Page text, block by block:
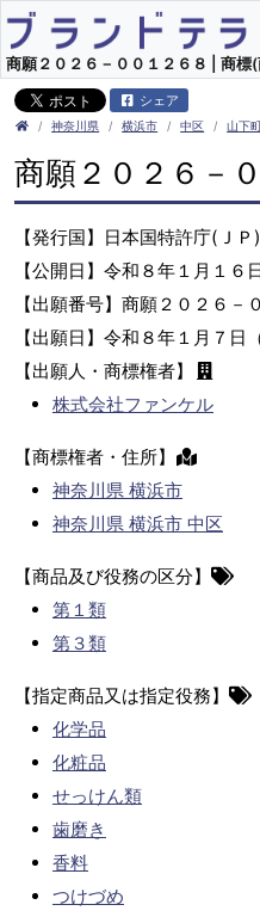
商願２０２６－００１２６８ | 商標
シェア
神奈川県 横浜市 中区 山下
商願２０２６－
【発行国】日本国特許庁(ＪＰ)
【公開日】令和８年１月１６
【出願番号】商願２０２６－
【出願日】令和８年１月７日
【出願人・商標権者】
株式会社ファンケル
【商標権者・住所】
神奈川県 横浜市
神奈川県 横浜市 中区
【商品及び役務の区分】
第１類
第３類
【指定商品又は指定役務】
化学品
化粧品
せっけん類
歯磨き
香料
つけづめ